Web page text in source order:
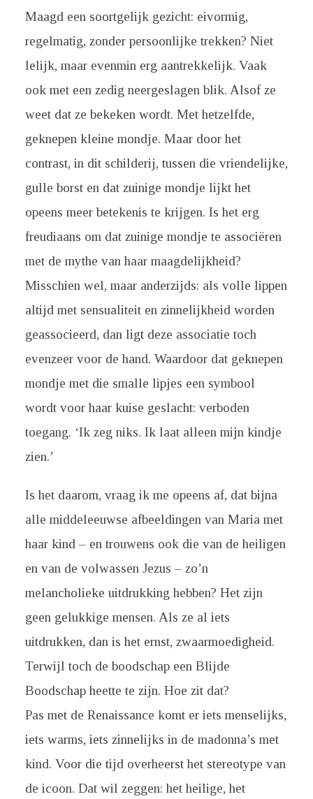
Maagd een soortgelijk gezicht: eivormig,
regelmatig, zonder persoonlijke trekken? Niet
lelijk, maar evenmin erg aantrekkelijk. Vaak
ook met een zedig neergeslagen blik. Alsof ze
weet dat ze bekeken wordt. Met hetzelfde,
geknepen kleine mondje. Maar door het
contrast, in dit schilderij, tussen die vriendelijke,
gulle borst en dat zuinige mondje lijkt het
opeens meer betekenis te krijgen. Is het erg
freudiaans om dat zuinige mondje te associëren
met de mythe van haar maagdelijkheid?
Misschien wel, maar anderzijds: als volle lippen
altijd met sensualiteit en zinnelijkheid worden
geassocieerd, dan ligt deze associatie toch
evenzeer voor de hand. Waardoor dat geknepen
mondje met die smalle lipjes een symbool
wordt voor haar kuise geslacht: verboden
toegang. ‘Ik zeg niks. Ik laat alleen mijn kindje
zien.’
Is het daarom, vraag ik me opeens af, dat bijna
alle middeleeuwse afbeeldingen van Maria met
haar kind – en trouwens ook die van de heiligen
en van de volwassen Jezus – zo’n
melancholieke uitdrukking hebben? Het zijn
geen gelukkige mensen. Als ze al iets
uitdrukken, dan is het ernst, zwaarmoedigheid.
Terwijl toch de boodschap een Blijde
Boodschap heette te zijn. Hoe zit dat?
Pas met de Renaissance komt er iets menselijks,
iets warms, iets zinnelijks in de madonna’s met
kind. Voor die tijd overheerst het stereotype van
de icoon. Dat wil zeggen: het heilige, het